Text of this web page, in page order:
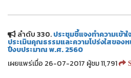
ลำดับ 330.ประชุมชี้แจงทำความเข้าใ
ประเมินคุณธรรมและความโปร่งใสของ
ปีงบประมาณ พ.ศ. 2560
เผยแพร่เมื่อ 26-07-2017 ผู้ชม 11,791